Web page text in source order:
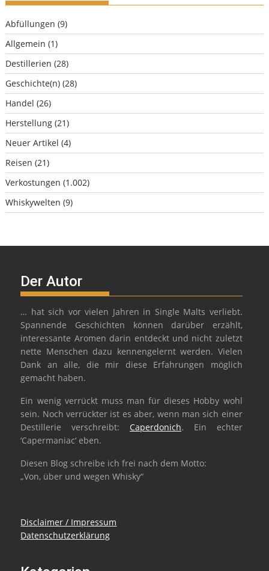
Abfüllungen (9)
Allgemein (1)
Destillerien (28)
Geschichte(n) (28)
Handel (26)
Herstellung (21)
Neuer Artikel (4)
Reisen (21)
Verkostungen (1.002)
Whiskywelten (9)
Der Autor
… hat sich vor vielen Jahren in Single Malts verliebt.
Spannende Geschichten können darüber erzählt,
interessante Aromen darin entdeckt und nicht zuletzt
nette Menschen dazu kennengelernt werden. Vielen
Dank an alle, die mir diese Erfahrungen möglich
gemacht haben.
Ein wenig verrückt muss man für dieses Hobby wohl
sein. Noch verrückter ist es aber, wenn man sich einer
Destillerie verschreibt: Caperdonich. Ein echter
‘Capermaniac‘ eben.
Diesen Blog schreibe ich frei nach dem Motto:
„Von, über und wegen Whisky“
Disclaimer / Impressum
Datenschutzerklärung